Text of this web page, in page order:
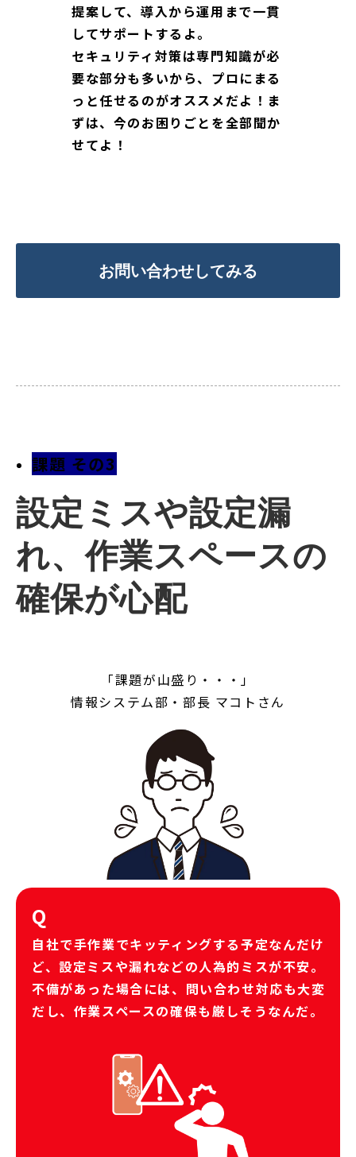
提案して、導入から運用まで一貫
してサポートするよ。
セキュリティ対策は専門知識が必
要な部分も多いから、プロにまる
っと任せるのがオススメだよ！ま
ずは、今のお困りごとを全部聞か
せてよ！
お問い合わせしてみる
課題 その3
設定ミスや設定漏
れ、作業スペースの
確保が心配
「課題が山盛り・・・」
情報システム部・部長 マコトさん
Q
自社で手作業でキッティングする予定なんだけ
ど、設定ミスや漏れなどの人為的ミスが不安。
不備があった場合には、問い合わせ対応も大変
だし、作業スペースの確保も厳しそうなんだ。